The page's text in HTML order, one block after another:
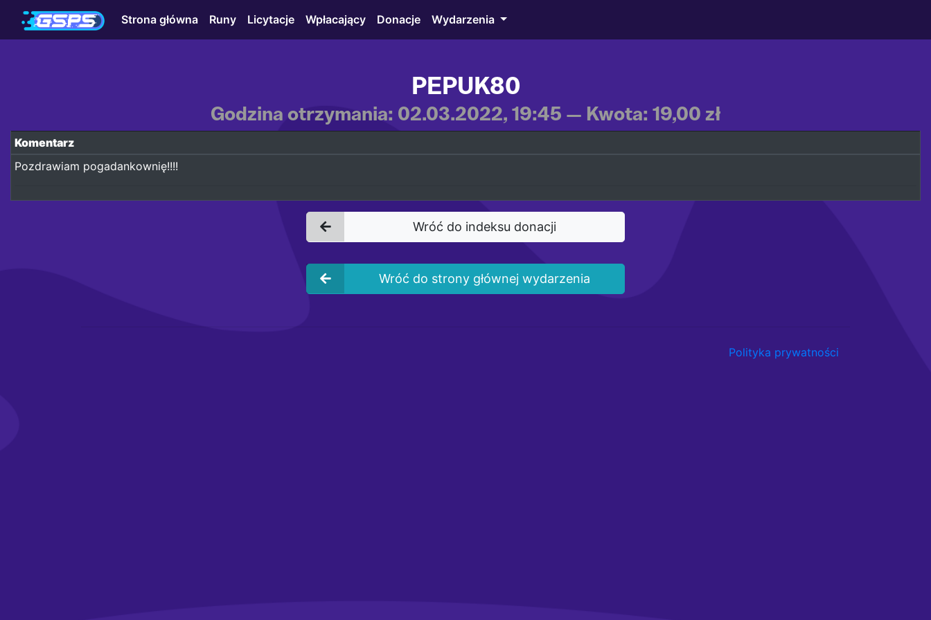
Strona główna Runy Licytacje Wpłacający Donacje Wydarzenia
PEPUK80
Godzina otrzymania: 02.03.2022, 19:45 — Kwota: 19,00 zł
Komentarz
Pozdrawiam pogadankownię!!!!
Wróć do indeksu donacji
Wróć do strony głównej wydarzenia
Polityka prywatności